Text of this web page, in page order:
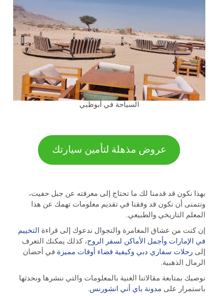
السياحة في أبوظبي
عروض مذهلة لتأمين سيارتك
بهذا نكون قد قدمنا لك ما تحتاج إلى معرفته عن جبل حفيت،
ونتمنى أن نكون قد وفقنا في تقديم معلومات تهمك عن هذا
المعلم التاريخي والطبيعي.
إن كنت من عشاق المغامرة والتجوال ندعوك إلى قراءة التخييم
في الإمارات وأجمل الأماكن لسفر الروح، كذلك يمكنك التعرف
إلىرحلات سفاري دبي وكيفية قضاء أوقات مميزة في أحضان
الرمال الذهبية.
نوصيك بمتابعة مقالاتنا الغنية بالمعلومات والتي ننشرها ونحدثها
باستمرار على مدونة باي أني انشورنس.